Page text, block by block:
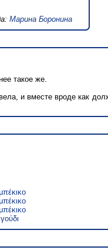
Марина Боронина
такое же.
и вместе вроде как